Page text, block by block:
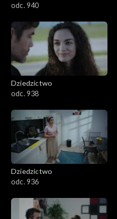
odc. 940
Dziedzictwo
odc. 938
Dziedzictwo
odc. 936